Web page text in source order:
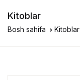
Kitoblar
Bosh sahifa Kitoblar